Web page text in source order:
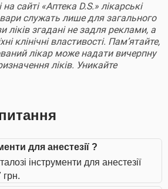
сайті «Аптека D.S.» лікарські
служать лише для загального
ліків згадані не задля реклами, а
клінічні властивості. Пам’ятайте,
лікар може надати вичерпну
ліків. Уникайте
для анестезії ?
інструменти для анестезії
грн.